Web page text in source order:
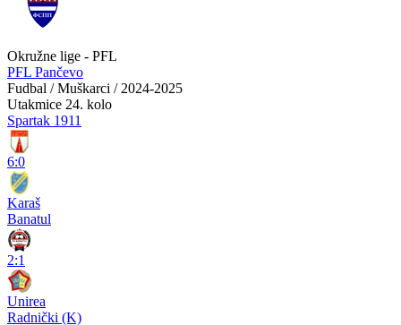
Okružne lige - PFL
PFL Pančevo
Fudbal / Muškarci / 2024-2025
Utakmice 24. kolo
Spartak 1911
6:0
Karaš
Banatul
2:1
Unirea
Radnički (K)